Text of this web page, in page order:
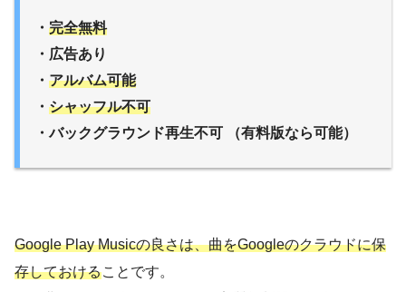
・ 完全無料
・広告あり
・ アルバム可能
・ シャッフル不可
・バックグラウンド再生不可 （有料版なら可能）
Google Play Musicの良さは、曲をGoogleのクラウドに保
存しておけることです。